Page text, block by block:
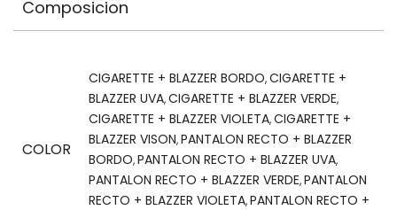
Composicion
COLOR
CIGARETTE + BLAZZER BORDO,CIGARETTE +
BLAZZER UVA,CIGARETTE + BLAZZER VERDE,
CIGARETTE + BLAZZER VIOLETA,CIGARETTE +
BLAZZER VISON,PANTALON RECTO + BLAZZER
BORDO,PANTALON RECTO + BLAZZER UVA,
PANTALON RECTO + BLAZZER VERDE,PANTALON
RECTO + BLAZZER VIOLETA,PANTALON RECTO +